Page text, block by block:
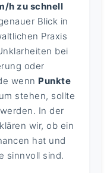
h zu schnell
Blick in
Praxis
bei
oder
wenn Punkte
stehen, sollte
In der
wir, ob ein
hat und
sinnvoll sind.